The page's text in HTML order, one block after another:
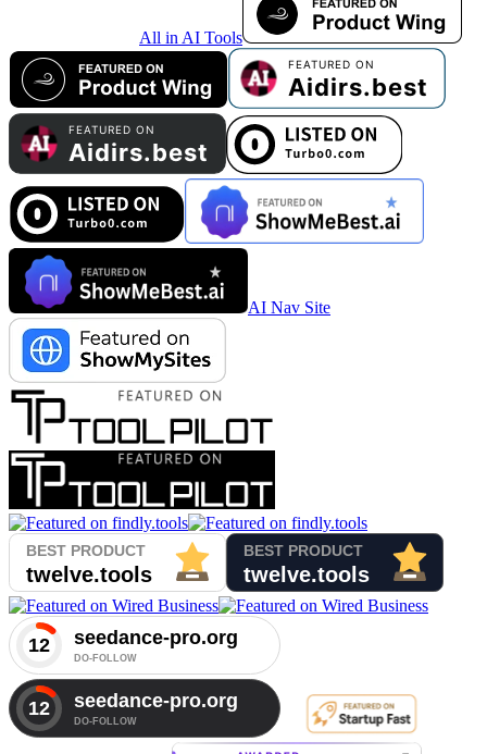
All in AI Tools
AI Nav Site